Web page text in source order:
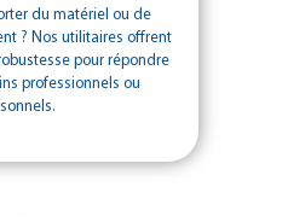
du matériel ou de
? Nos utilitaires offrent
pour répondre
professionnels ou